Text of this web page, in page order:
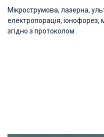
Мікрострумова, лазерна,
електропорація,
згідно з протоколом